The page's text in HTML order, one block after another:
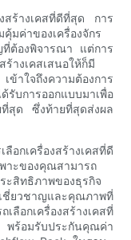
สร้างเคสที่ดีที่สุด การ
มค่าของเครื่องจักร
ต้องพิจารณา แต่การ
างเคสเสนอให้ก็มี
ใจถึงความต้องการ
บการออกแบบมาเพื่อ
ที่สุด ซึ่งท้ายที่สุดส่งผล
อกเครื่องสร้างเคสที่ดี
าะของคุณสามารถ
สิทธิภาพของธุรกิจ
ชี่ยวชาญและคุณภาพที่
อกเครื่องสร้างเคสที่
พร้อมรับประกันคุณค่า